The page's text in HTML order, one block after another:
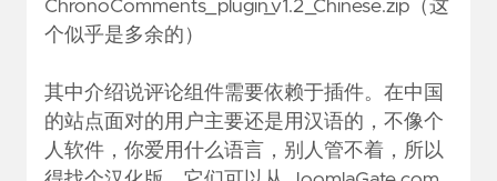
ChronoComments_plugin_v1.2_Chinese.zip （这
个似乎是多余的）
其中介绍说评论组件需要依赖于插件。在中国
的站点面对的用户主要还是用汉语的，不像个
人软件，你爱用什么语言，别人管不着，所以